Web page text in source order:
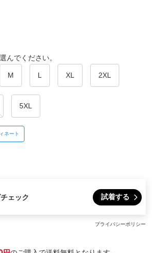
んでください。
M L XL 2XL
5XL
ネート
ェック 試着する
プライバシーポリシー